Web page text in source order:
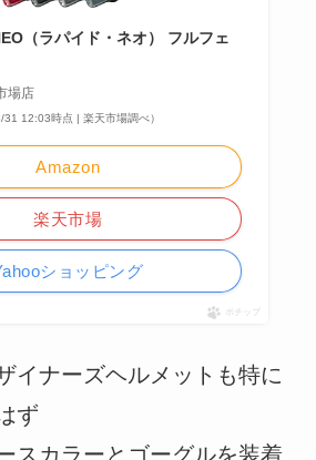
（ラパイド・ネオ） フルフェ
場店
31 12:03時点 | 楽天市場調べ）
Amazon
楽天市場
ショッピング
ポチップ
イナーズヘルメットも特に
ず
スカラーとゴーグルを装着